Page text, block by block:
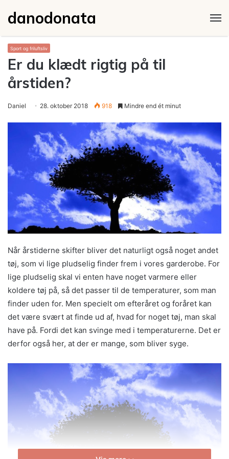
danodonata
Sport og friluftsliv
Er du klædt rigtig på til
årstiden?
Daniel 28. oktober 2018 918 Mindre end ét minut
Når årstiderne skifter bliver det naturligt også noget andet
tøj, som vi lige pludselig finder frem i vores garderobe. For
lige pludselig skal vi enten have noget varmere eller
koldere tøj på, så det passer til de temperaturer, som man
finder uden for. Men specielt om efteråret og foråret kan
det være svært at finde ud af, hvad for noget tøj, man skal
have på. Fordi det kan svinge med i temperaturerne. Det er
derfor også her, at der er mange, som bliver syge.